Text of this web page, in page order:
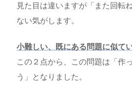
見た目は違いますが「また回転
ない気がします。
小難しい、既にある問題に似てい
この２点から、この問題は「作
う」となりました。